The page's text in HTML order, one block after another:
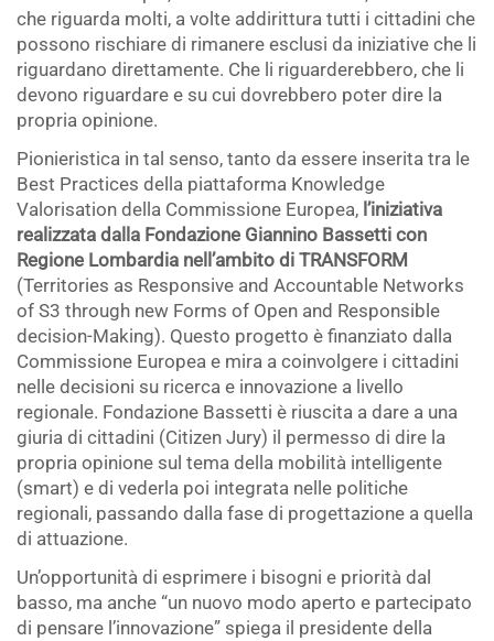
che riguarda molti, a volte addirittura tutti i cittadini che
possono rischiare di rimanere esclusi da iniziative che li
riguardano direttamente. Che li riguarderebbero, che li
devono riguardare e su cui dovrebbero poter dire la
propria opinione.
Pionieristica in tal senso, tanto da essere inserita tra le
Best Practices della piattaforma Knowledge
Valorisation della Commissione Europea, l’iniziativa
realizzata dalla Fondazione Giannino Bassetti con
Regione Lombardia nell’ambito di TRANSFORM
(Territories as Responsive and Accountable Networks
of S3 through new Forms of Open and Responsible
decision-Making). Questo progetto è finanziato dalla
Commissione Europea e mira a coinvolgere i cittadini
nelle decisioni su ricerca e innovazione a livello
regionale. Fondazione Bassetti è riuscita a dare a una
giuria di cittadini (Citizen Jury) il permesso di dire la
propria opinione sul tema della mobilità intelligente
(smart) e di vederla poi integrata nelle politiche
regionali, passando dalla fase di progettazione a quella
di attuazione.
Un’opportunità di esprimere i bisogni e priorità dal
basso, ma anche “un nuovo modo aperto e partecipato
di pensare l’innovazione” spiega il presidente della